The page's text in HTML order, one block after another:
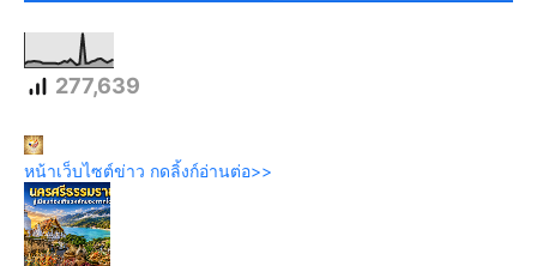
277,639
หน้าเว็บไซต์ข่าว กดลิ้งก์อ่านต่อ>>